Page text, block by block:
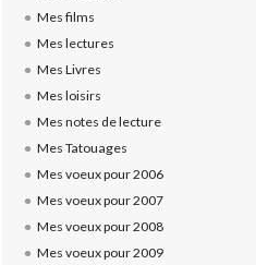
Mes films
Mes lectures
Mes Livres
Mes loisirs
Mes notes de lecture
Mes Tatouages
Mes voeux pour 2006
Mes voeux pour 2007
Mes voeux pour 2008
Mes voeux pour 2009